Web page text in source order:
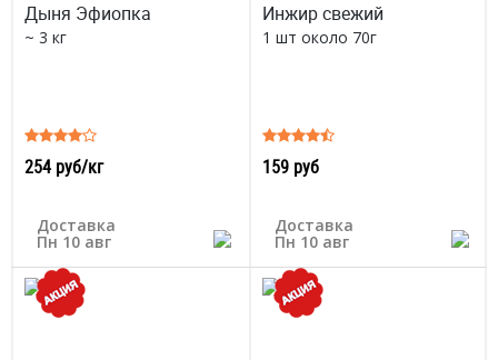
Дыня Эфиопка
~ 3 кг
254 руб/кг
Доставка
Пн 10 авг
Инжир свежий
1 шт около 70г
159 руб
Доставка
Пн 10 авг